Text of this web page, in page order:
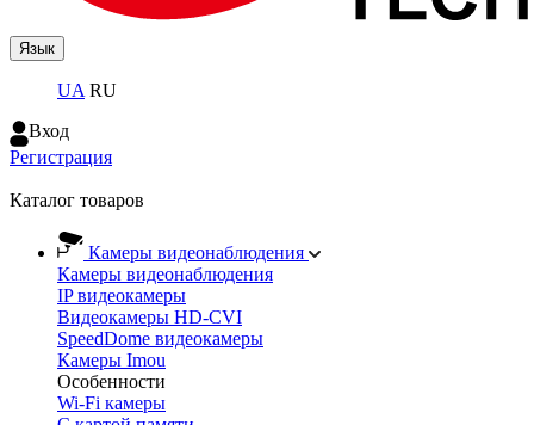
Язык
UA RU
Вход
Регистрация
Каталог товаров
Камеры видеонаблюдения
Камеры видеонаблюдения
IP видеокамеры
Видеокамеры HD-CVI
SpeedDome видеокамеры
Камеры Imou
Особенности
Wi-Fi камеры